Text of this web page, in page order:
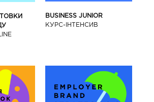
BUSINESS JUNIOR
КУРС-IНТЕНСИВ